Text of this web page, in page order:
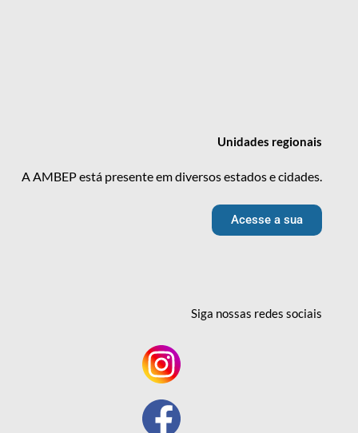
Unidades regionais
A AMBEP está presente em diversos estados e cidades.
Acesse a sua
Siga nossas redessociais